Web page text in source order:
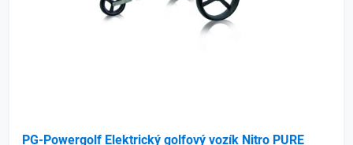
PG-Powergolf Elektrický golfový vozík Nitro PURE